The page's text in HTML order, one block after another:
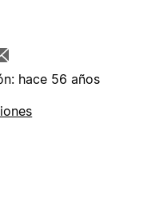
hace 56 años